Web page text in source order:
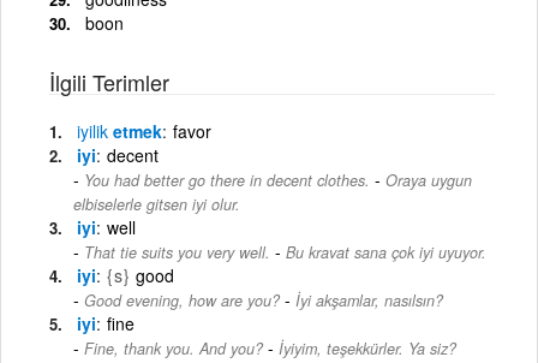
boon
İlgili Terimler
iyilik etmek favor
iyi decent
You had better go there in decent clothes. - Oraya uygun
elbiselerle gitsen iyi olur.
iyi well
That tie suits you very well. - Bu kravat sana çok iyi uyuyor.
iyi {s} good
Good evening, how are you? - İyi akşamlar, nasılsın?
iyi fine
Fine, thank you. And you? - İyiyim, teşekkürler. Ya siz?